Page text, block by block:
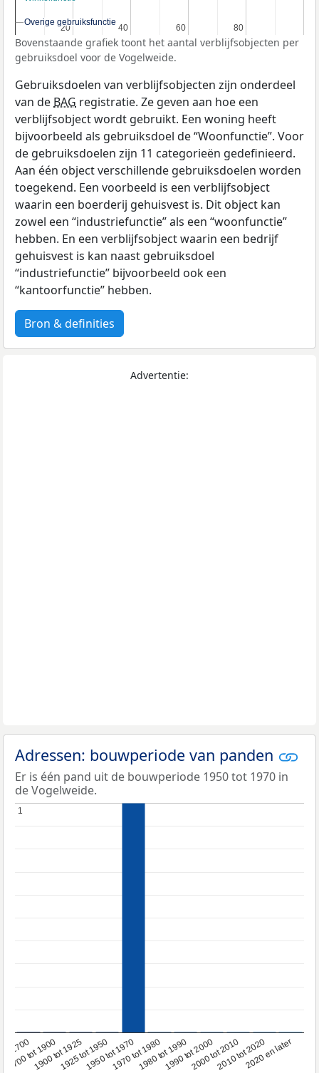
20
20 40
40 60
60 80
80
Overige gebruiksfunctie
Overige gebruiksfunctie
Bovenstaande grafiek toont het aantal verblijfsobjecten per
gebruiksdoel voor de Vogelweide.
Gebruiksdoelen van verblijfsobjecten zijn onderdeel
van de BAG registratie. Ze geven aan hoe een
verblijfsobject wordt gebruikt. Een woning heeft
bijvoorbeeld als gebruiksdoel de “Woonfunctie”. Voor
de gebruiksdoelen zijn 11 categorieën gedefinieerd.
Aan één object verschillende gebruiksdoelen worden
toegekend. Een voorbeeld is een verblijfsobject
waarin een boerderij gehuisvest is. Dit object kan
zowel een “industriefunctie” als een “woonfunctie”
hebben. En een verblijfsobject waarin een bedrijf
gehuisvest is kan naast gebruiksdoel
“industriefunctie” bijvoorbeeld ook een
“kantoorfunctie” hebben.
Bron & definities
Advertentie:
Adressen: bouwperiode van panden
Er is één pand uit de bouwperiode 1950 tot 1970 in
de Vogelweide.
1700
1700 tot 1900
1900 tot 19251925 tot 19501950 tot 19701970 tot 19801980 tot 19901990 tot 20002000 tot 20102010 tot 20202020 en later
1
1